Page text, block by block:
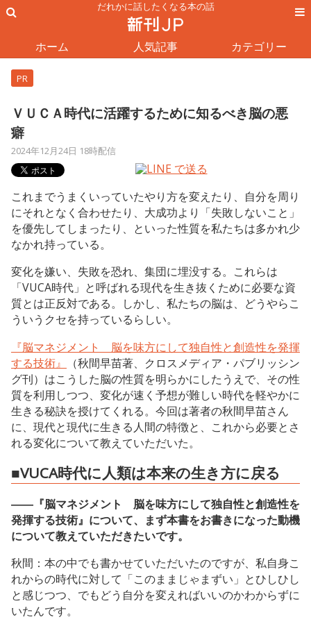
だれかに話したくなる本の話
ホーム 人気記事 カテゴリー
PR
ＶＵＣＡ時代に活躍するために知るべき脳の悪
癖
2024年12月24日 18時配信
これまでうまくいっていたやり方を変えたり、自分を周り
にそれとなく合わせたり、大成功より「失敗しないこと」
を優先してしまったり、といった性質を私たちは多かれ少
なかれ持っている。
変化を嫌い、失敗を恐れ、集団に埋没する。これらは
「VUCA時代」と呼ばれる現代を生き抜くために必要な資
質とは正反対である。しかし、私たちの脳は、どうやらこ
ういうクセを持っているらしい。
『脳マネジメント 脳を味方にして独自性と創造性を発揮
する技術』
（秋間早苗著、クロスメディア・パブリッシン
グ刊）はこうした脳の性質を明らかにしたうえで、その性
質を利用しつつ、変化が速く予想が難しい時代を軽やかに
生きる秘訣を授けてくれる。今回は著者の秋間早苗さん
に、現代と現代に生きる人間の特徴と、これから必要とさ
れる変化について教えていただいた。
■VUCA時代に人類は本来の生き方に戻る
――『脳マネジメント 脳を味方にして独自性と創造性を
発揮する技術』について、まず本書をお書きになった動機
について教えていただきたいです。
秋間：本の中でも書かせていただいたのですが、私自身こ
れからの時代に対して「このままじゃまずい」とひしひし
と感じつつ、でもどう自分を変えればいいのかわからずに
いたんです。